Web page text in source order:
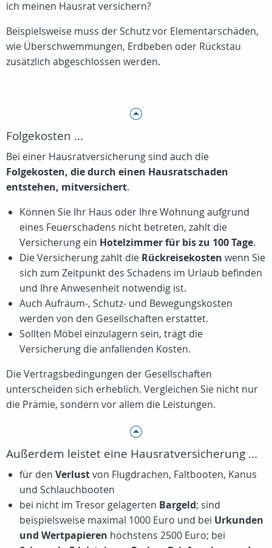
ich meinen Hausrat versichern?
Beispielsweise muss der Schutz vor Elementarschäden,
wie Überschwemmungen, Erdbeben oder Rückstau
zusätzlich abgeschlossen werden.
Folgekosten ...
Bei einer Hausratversicherung sind auch die
Folgekosten, die durch einen Hausratschaden
entstehen, mitversichert.
Können Sie Ihr Haus oder Ihre Wohnung aufgrund
eines Feuerschadens nicht betreten, zahlt die
Versicherung ein Hotelzimmer für bis zu 100 Tage.
Die Versicherung zahlt die Rückreisekosten wenn Sie
sich zum Zeitpunkt des Schadens im Urlaub befinden
und Ihre Anwesenheit notwendig ist.
Auch Aufräum-, Schutz- und Bewegungskosten
werden von den Gesellschaften erstattet.
Sollten Möbel einzulagern sein, trägt die
Versicherung die anfallenden Kosten.
Die Vertragsbedingungen der Gesellschaften
unterscheiden sich erheblich. Vergleichen Sie nicht nur
die Prämie, sondern vor allem die Leistungen.
Außerdem leistet eine Hausratversicherung ...
für den Verlustvon Flugdrachen, Faltbooten, Kanus
und Schlauchbooten
bei nicht im Tresor gelagerten Bargeld; sind
beispielsweise maximal 1000 Euro und bei Urkunden
und Wertpapieren höchstens 2500 Euro; bei